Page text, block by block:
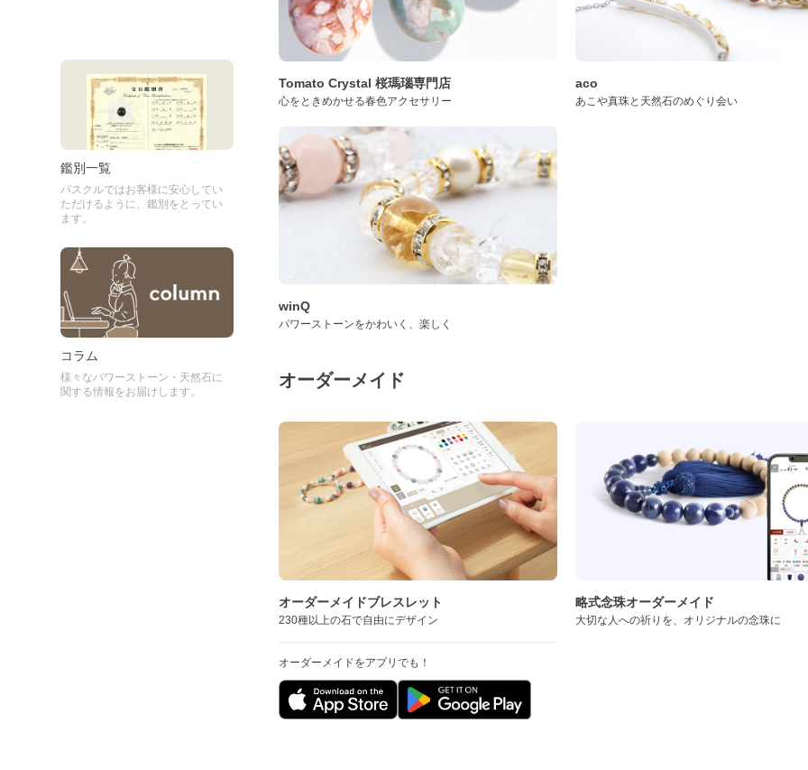
鑑別一覧
パスクルではお客様に安心してい
ただけるように、鑑別をとってい
ます。
コラム
様々なパワーストーン・天然石に
関する情報をお届けします。
Tomato Crystal 桜瑪瑙専門店
心をときめかせる春色アクセサリー
aco
あこや真珠と天然石のめぐり会い
winQ
パワーストーンをかわいく、楽しく
オーダーメイド
オーダーメイドブレスレット
230種以上の石で自由にデザイン
オーダーメイドをアプリでも！
略式念珠オーダーメイド
大切な人への祈りを、オリジナルの念珠に